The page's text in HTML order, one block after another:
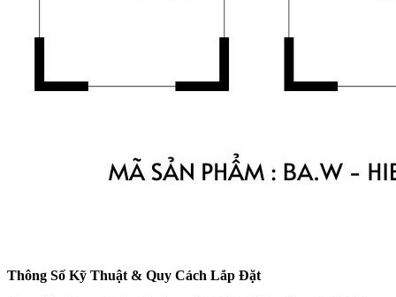
Thông Số Kỹ Thuật & Quy Cách Lắp Đặt